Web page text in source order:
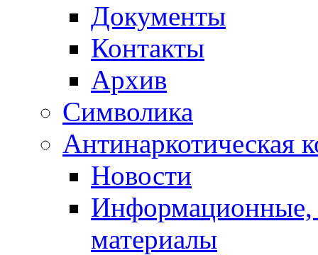
Документы
Контакты
Архив
Символика
Антинаркотическая
Новости
Информационные,
материалы